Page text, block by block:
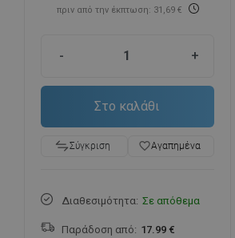
πριν από την έκπτωση: 31,69 €
- +
Στο καλάθι
Σύγκριση favorite_borderΑγαπημένα
Διαθεσιμότητα: Σε απόθεμα
Παράδοση από: 17.99 €